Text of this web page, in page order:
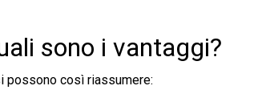
sono i vantaggi?
possono così riassumere: